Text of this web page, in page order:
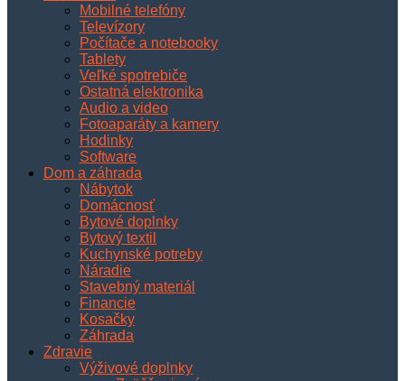
Mobilné telefóny
Televízory
Počítače a notebooky
Tablety
Veľké spotrebiče
Ostatná elektronika
Audio a video
Fotoaparáty a kamery
Hodinky
Software
Dom a záhrada
Nábytok
Domácnosť
Bytové doplnky
Bytový textil
Kuchynské potreby
Náradie
Stavebný materiál
Financie
Kosačky
Záhrada
Zdravie
Výživové doplnky